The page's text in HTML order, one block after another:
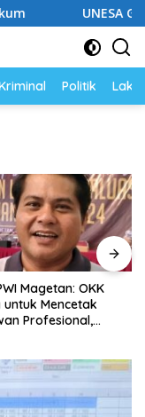
UNESA Gelar
Politik
Magetan: OKK
untuk Mencetak
Profesional,